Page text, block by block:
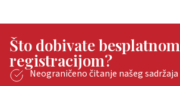
Što dobivate besplatnom
registracijom?
Neograničeno čitanje našeg sadržaja